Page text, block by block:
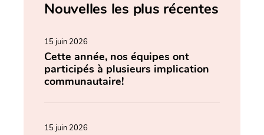
Nouvelles les plus récentes
15 juin 2026
Cette année, nos équipes ont
participés à plusieurs implication
communautaire!
15 juin 2026